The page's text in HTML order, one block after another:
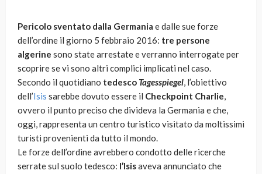
Pericolo sventato dalla Germania e dalle sue forze
dell’ordine il giorno 5 febbraio 2016: tre persone
algerine sono state arrestate e verranno interrogate per
scoprire se vi sono altri complici implicati nel caso.
Secondo il quotidiano tedesco Tagesspiegel, l’obiettivo
dell’Isis sarebbe dovuto essere il Checkpoint Charlie,
ovvero il punto preciso che divideva la Germania e che,
oggi, rappresenta un centro turistico visitato da moltissimi
turisti provenienti da tutto il mondo.
Le forze dell’ordine avrebbero condotto delle ricerche
serrate sul suolo tedesco: l’Isisaveva annunciato che